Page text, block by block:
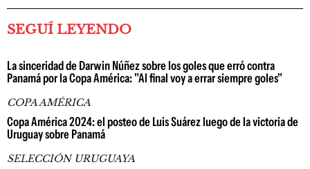
SEGUÍ LEYENDO
La sinceridad de Darwin Núñez sobre los goles que erró contra
Panamá por la Copa América: "Al final voy a errar siempre goles"
COPA AMÉRICA
Copa América 2024: el posteo de Luis Suárez luego de la victoria de
Uruguay sobre Panamá
SELECCIÓN URUGUAYA